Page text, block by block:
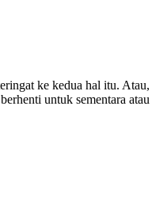
ke kedua hal itu.
untuk sementara